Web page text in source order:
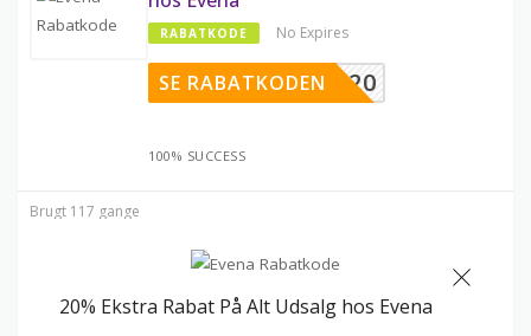
RABATKODE No Expires
SALE20
SE RABATKODEN
100% SUCCESS
Brugt 117 gange
20% Ekstra Rabat På Alt Udsalg hos Evena